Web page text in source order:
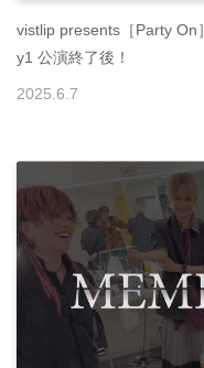
vistlip presents［Party On
y1 公演終了後！
2025.6.7